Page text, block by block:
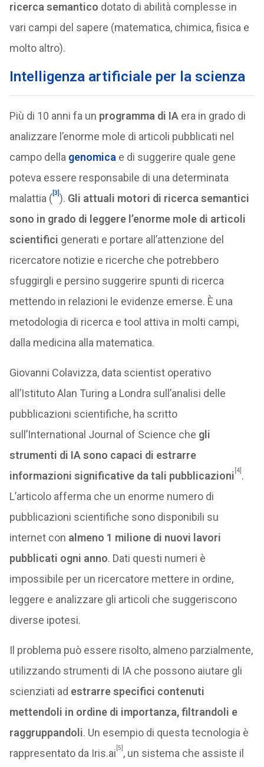
ricerca semantico dotato di abilità complesse in
vari campi del sapere (matematica, chimica, fisica e
molto altro).
Intelligenza artificiale per la scienza
Più di 10 anni fa un programma di IAera in grado di
analizzare l’enorme mole di articoli pubblicati nel
campo della genomica e di suggerire quale gene
poteva essere responsabile di una determinata
malattia ([3]). Gli attuali motori di ricerca semantici
sono in grado di leggere l’enorme mole di articoli
scientifici generati e portare all’attenzione del
ricercatore notizie e ricerche che potrebbero
sfuggirgli e persino suggerire spunti di ricerca
mettendo in relazioni le evidenze emerse. È una
metodologia di ricerca e tool attiva in molti campi,
dalla medicina alla matematica.
Giovanni Colavizza, data scientist operativo
all’Istituto Alan Turing a Londra sull’analisi delle
pubblicazioni scientifiche, ha scritto
sull’International Journal of Science che gli
strumenti di IA sono capaci di estrarre
informazioni significative da tali pubblicazioni [4] .
L’articolo afferma che un enorme numero di
pubblicazioni scientifiche sono disponibili su
internet con almeno 1 milione di nuovi lavori
pubblicati ogni anno. Dati questi numeri è
impossibile per un ricercatore mettere in ordine,
leggere e analizzare gli articoli che suggeriscono
diverse ipotesi.
Il problema può essere risolto, almeno parzialmente,
utilizzando strumenti di IA che possono aiutare gli
scienziati ad estrarre specifici contenuti
mettendoli in ordine di importanza, filtrandoli e
raggruppandoli. Un esempio di questa tecnologia è
rappresentato da Iris.ai [5] , un sistema che assiste il